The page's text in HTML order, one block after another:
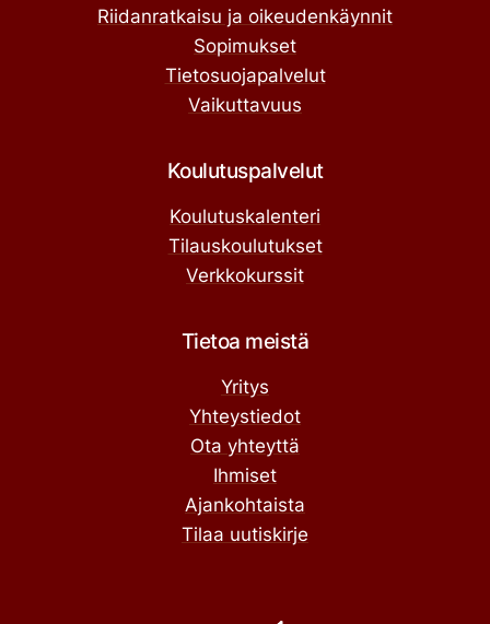
Riidanratkaisu ja oikeudenkäynnit
Sopimukset
Tietosuojapalvelut
Vaikuttavuus
Koulutuspalvelut
Koulutuskalenteri
Tilauskoulutukset
Verkkokurssit
Tietoa meistä
Yritys
Yhteystiedot
Ota yhteyttä
Ihmiset
Ajankohtaista
Tilaa uutiskirje